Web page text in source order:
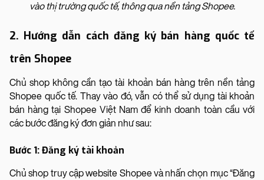
vào thị trường quốc tế, thông qua nền tảng Shopee.
2. Hướng dẫn cách đăng ký bán hàng quốc tế
trên Shopee
Chủ shop không cần tạo tài khoản bán hàng trên nền tảng
Shopee quốc tế. Thay vào đó, vẫn có thể sử dụng tài khoản
bán hàng tại Shopee Việt Nam để kinh doanh toàn cầu với
các bước đăng ký đơn giản như sau:
Bước 1: Đăng ký tài khoản
Chủ shop truy cập website Shopee và nhấn chọn mục “Đăng